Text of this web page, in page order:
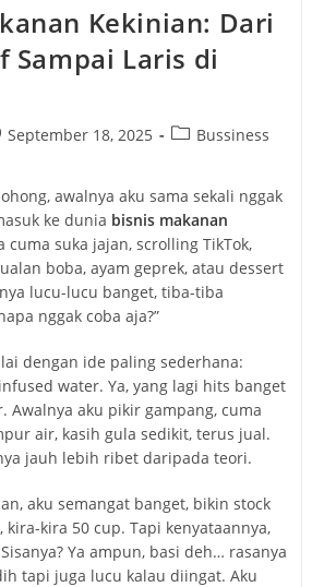
Kekinian: Dari
Sampai Laris di
September 18, 2025
PostBussiness
awalnya aku sama sekali nggak
ke dunia bisnis makanan
cuma suka jajan, scrolling TikTok,
boba, ayam geprek, atau dessert
lucu-lucu banget, tiba-tiba
nggak coba aja?”
dengan ide paling sederhana:
water. Ya, yang lagi hits banget
Awalnya aku pikir gampang, cuma
air, kasih gula sedikit, terus jual.
jauh lebih ribet daripada teori.
aku semangat banget, bikin stock
kira-kira 50 cup. Tapi kenyataannya,
Ya ampun, basi deh… rasanya
tapi juga lucu kalau diingat. Aku